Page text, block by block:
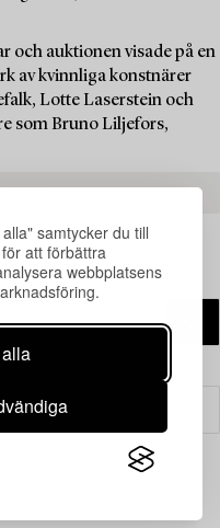
samtycker du till
att förbättra
webbplatsens
och auktionen visade på en
av kvinnliga konstnärer
Lotte Laserstein och
som Bruno Liljefors,